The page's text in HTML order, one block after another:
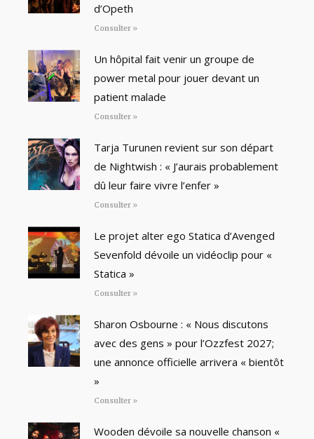
d’Opeth
Consulter »
Un hôpital fait venir un groupe de
power metal pour jouer devant un
patient malade
Consulter »
Tarja Turunen revient sur son départ
de Nightwish : « J’aurais probablement
dû leur faire vivre l’enfer »
Consulter »
Le projet alter ego Statica d’Avenged
Sevenfold dévoile un vidéoclip pour «
Statica »
Consulter »
Sharon Osbourne : « Nous discutons
avec des gens » pour l’Ozzfest 2027;
une annonce officielle arrivera « bientôt
»
Consulter »
Wooden dévoile sa nouvelle chanson «